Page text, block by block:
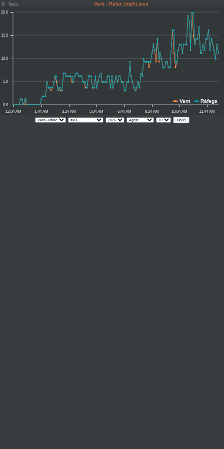
X Tanca Vent - Ràfec (mph) avui